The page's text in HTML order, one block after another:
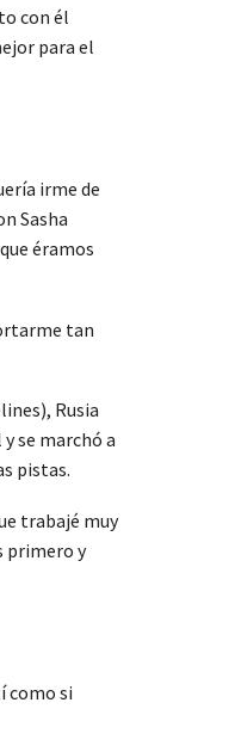
con él
para el
irme de
Sasha
éramos
tan
Rusia
se marchó a
pistas.
trabajé muy
primero y
como si